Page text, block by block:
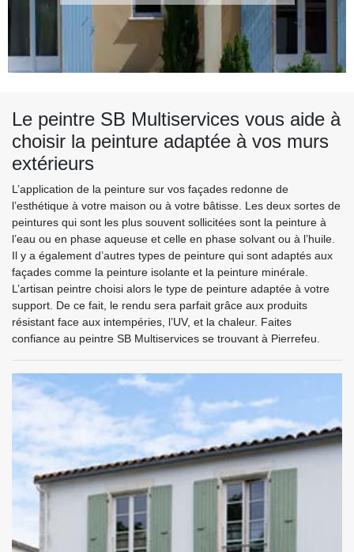
Le peintre SB Multiservices vous aide à
choisir la peinture adaptée à vos murs
extérieurs
L’application de la peinture sur vos façades redonne de
l’esthétique à votre maison ou à votre bâtisse. Les deux sortes de
peintures qui sont les plus souvent sollicitées sont la peinture à
l’eau ou en phase aqueuse et celle en phase solvant ou à l’huile.
Il y a également d’autres types de peinture qui sont adaptés aux
façades comme la peinture isolante et la peinture minérale.
L’artisan peintre choisi alors le type de peinture adaptée à votre
support. De ce fait, le rendu sera parfait grâce aux produits
résistant face aux intempéries, l’UV, et la chaleur. Faites
confiance au peintre SB Multiservices se trouvant à Pierrefeu.